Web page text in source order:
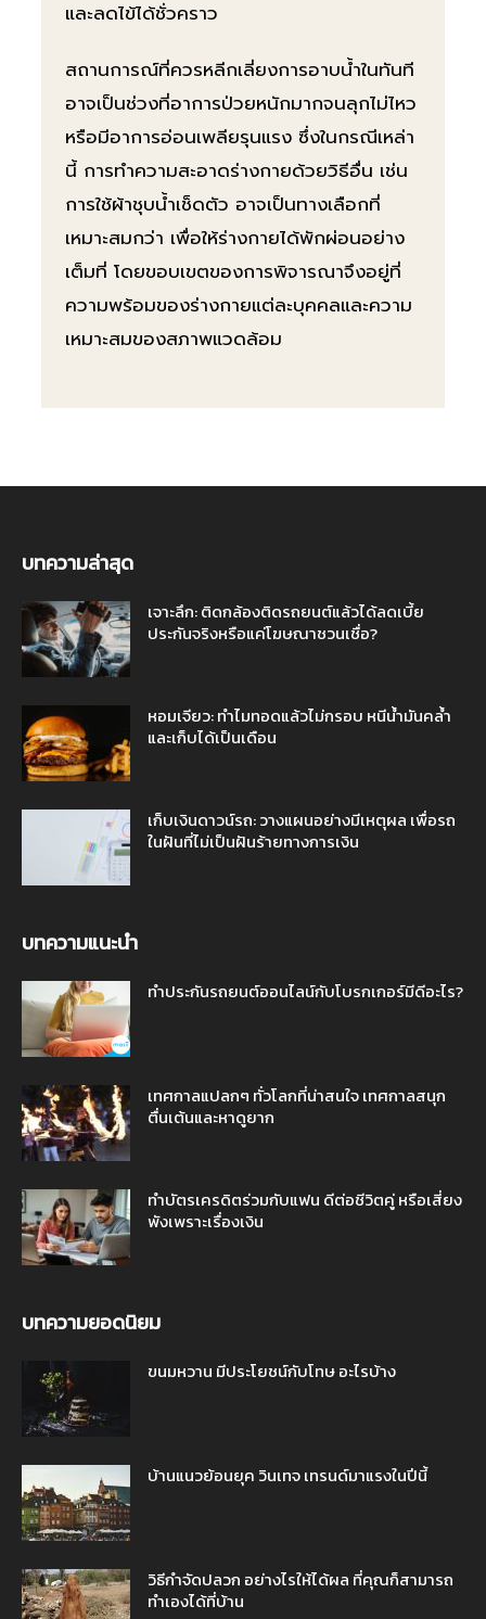
และลดไข้ได้ชั่วคราว
สถานการณ์ที่ควรหลีกเลี่ยงการอาบน้ำในทันที
อาจเป็นช่วงที่อาการป่วยหนักมากจนลุกไม่ไหว
หรือมีอาการอ่อนเพลียรุนแรง ซึ่งในกรณีเหล่า
นี้ การทำความสะอาดร่างกายด้วยวิธีอื่น เช่น
การใช้ผ้าชุบน้ำเช็ดตัว อาจเป็นทางเลือกที่
เหมาะสมกว่า เพื่อให้ร่างกายได้พักผ่อนอย่าง
เต็มที่ โดยขอบเขตของการพิจารณาจึงอยู่ที่
ความพร้อมของร่างกายแต่ละบุคคลและความ
เหมาะสมของสภาพแวดล้อม
บทความล่าสุด
เจาะลึก: ติดกล้องติดรถยนต์แล้วได้ลดเบี้ย
ประกันจริงหรือแค่โฆษณาชวนเชื่อ?
หอมเจียว: ทำไมทอดแล้วไม่กรอบ หนีน้ำมันคล้ำ
และเก็บได้เป็นเดือน
เก็บเงินดาวน์รถ: วางแผนอย่างมีเหตุผล เพื่อรถ
ในฝันที่ไม่เป็นฝันร้ายทางการเงิน
บทความแนะนำ
ทำประกันรถยนต์ออนไลน์กับโบรกเกอร์มีดีอะไร?
เทศกาลแปลกๆ ทั่วโลกที่น่าสนใจ เทศกาลสนุก
ตื่นเต้นและหาดูยาก
ทำบัตรเครดิตร่วมกับแฟน ดีต่อชีวิตคู่ หรือเสี่ยง
พังเพราะเรื่องเงิน
บทความยอดนิยม
ขนมหวาน มีประโยชน์กับโทษ อะไรบ้าง
บ้านแนวย้อนยุค วินเทจ เทรนด์มาแรงในปีนี้
วิธีกำจัดปลวก อย่างไรให้ได้ผล ที่คุณก็สามารถ
ทำเองได้ที่บ้าน